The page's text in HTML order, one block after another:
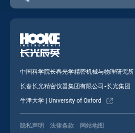
中国科学院长春光学精密机械与物理研究所
长春长光精密仪器集团有限公司-长光集团
牛津大学 | University of Oxford
隐私声明 法律条款 网站地图